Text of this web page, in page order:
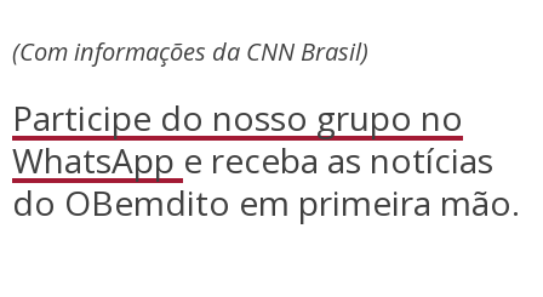
(Com informações da CNN Brasil)
Participe do nosso grupo no
WhatsApp e receba as notícias
do OBemdito em primeira mão.